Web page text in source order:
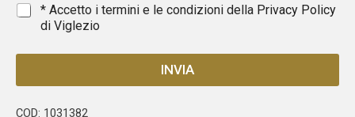
* * Accetto i termini e le condizioni della Privacy Policy
di Viglezio
INVIA
COD: 1031382